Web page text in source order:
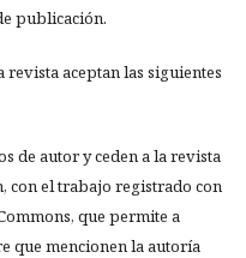
publicación.
aceptan las siguientes
de autor y ceden a la revista
con el trabajo registrado con
que permite a
que mencionen la autoría